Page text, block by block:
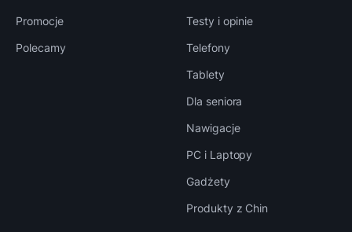
Promocje
Polecamy
Testy i opinie
Telefony
Tablety
Dla seniora
Nawigacje
PC i Laptopy
Gadżety
Produkty z Chin